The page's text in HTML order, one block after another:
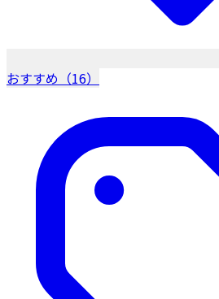
おすすめ（16）